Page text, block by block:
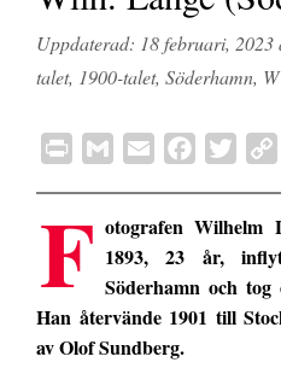
18 februari, 2023
talet, 1900-talet, Söderhamn, W
n
t
i
i
e
t
F otografen Wilhelm
1893, 23 år,
Söderhamn och
Han återvände 1901 till
av Olof Sundberg.